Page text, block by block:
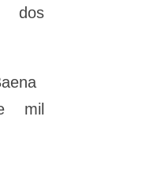
dos
mil